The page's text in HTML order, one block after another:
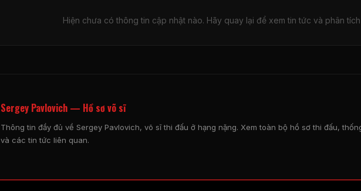
Hiện chưa có thông tin cập nhật nào. Hãy quay lại để xem tin tức và phân tích
Sergey Pavlovich — Hồ sơ võ sĩ
Thông tin đầy đủ về Sergey Pavlovich, võ sĩ thi đấu ở hạng nặng. Xem toàn bộ hồ sơ thi đấu,
và các tin tức liên quan.